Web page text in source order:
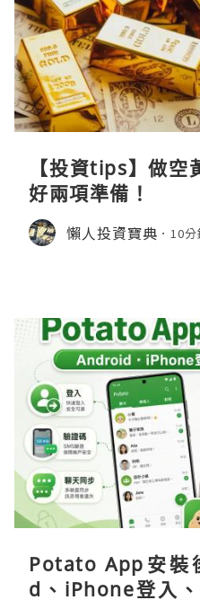
【投資tips】做空
好兩項準備！
懶人投資寶典 10
Potato App安裝
d、iPhone登入